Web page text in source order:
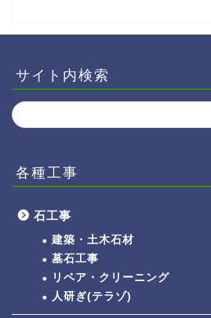
サイト内検索
各種工事
石工事
建築・土木石材
墓石工事
リペア・クリーニング
人研ぎ(テラゾ)